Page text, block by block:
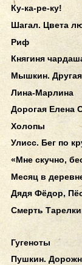
Ку-ка-ре-ку!
Шагал. Цвета
Риф
Княгиня
Мышкин.
Лина-Марлина
Дорогая Елена
Холопы
Улисс. Бег по
«Мне скучно,
Месяц в
Дядя Фёдор,
Смерть
Гугеноты
Пушкин.